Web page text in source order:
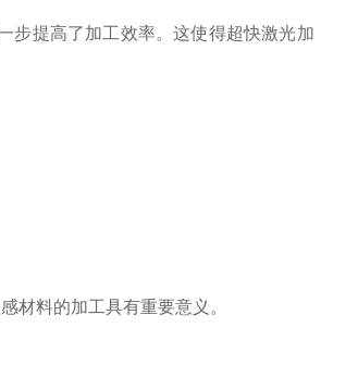
步提高了加工效率。这使得超快激光加
材料的加工具有重要意义。